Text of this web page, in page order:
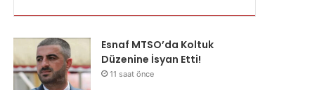
Esnaf MTSO’da Koltuk
Düzenine İsyan Etti!
11 saat önce